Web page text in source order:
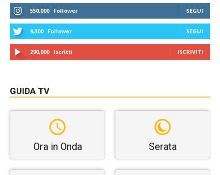
550,000 Follower SEGUI
9,300 Follower SEGUI
290,000 Iscritti ISCRIVITI
GUIDA TV
Ora in Onda Serata